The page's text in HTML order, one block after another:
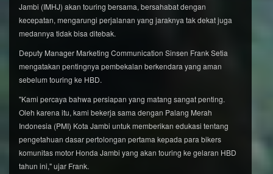
Jambi (IMHJ) akan touring bersama, bersahabat dengan
kecepatan, mengarungi perjalanan yang jaraknya tak dekat juga
medannya tidak bisa ditebak.
Deputy Manager Marketing Communication Sinsen Frank Setia
mengatakan pentingnya pembekalan berkendara yang aman
sebelum touring ke HBD.
"Kami percaya bahwa persiapan yang matang sangat penting.
Oleh karena itu, kami bekerja sama dengan Palang Merah
Indonesia (PMI) Kota Jambi untuk memberikan edukasi tentang
pengetahuan dasar pertolongan pertama kepada para bikers
komunitas motor Honda Jambi yang akan touring ke gelaran HBD
tahun ini," ujar Frank.